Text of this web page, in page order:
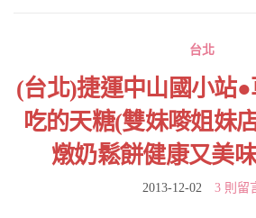
台北
(台北)捷運中山國小站
吃的天糖(雙妹嘜姐妹
燉奶鬆餅健康又美
2013-12-02 3 則留